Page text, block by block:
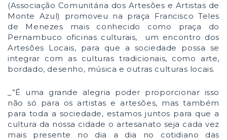
(Associação Comunitária dos Artesões e Artistas de
Monte Azul) promoveu na praça Francisco Teles
de Menezes mais conhecido como praça do
Pernambuco oficinas culturais, um encontro dos
Artesões Locais, para que a sociedade possa se
integrar com as culturas tradicionais, como arte,
bordado, desenho, música e outras culturas locais.
_”É uma grande alegria poder proporcionar isso
não só para os artistas e artesões, mas também
para toda a sociedade, estamos juntos para que a
cultura da nossa cidade o artesanato seja cada vez
mais presente no dia a dia no cotidiano das